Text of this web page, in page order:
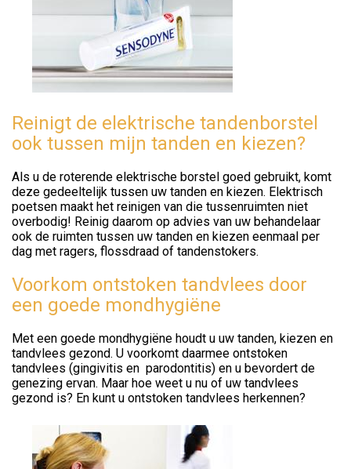
Reinigt de elektrische tandenborstel
ook tussen mijn tanden en kiezen?
Als u de roterende elektrische borstel goed gebruikt, komt
deze gedeeltelijk tussen uw tanden en kiezen. Elektrisch
poetsen maakt het reinigen van die tussenruimten niet
overbodig! Reinig daarom op advies van uw behandelaar
ook de ruimten tussen uw tanden en kiezen eenmaal per
dag met ragers, flossdraad of tandenstokers.
Voorkom ontstoken tandvlees door
een goede mondhygiëne
Met een goede mondhygiëne houdt u uw tanden, kiezen en
tandvlees gezond. U voorkomt daarmee ontstoken
tandvlees (gingivitis en parodontitis) en u bevordert de
genezing ervan. Maar hoe weet u nu of uw tandvlees
gezond is? En kunt u ontstoken tandvlees herkennen?